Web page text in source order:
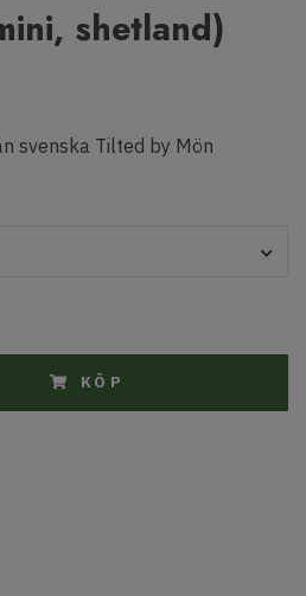
shetland)
svenska Tilted by Mön
KÖP